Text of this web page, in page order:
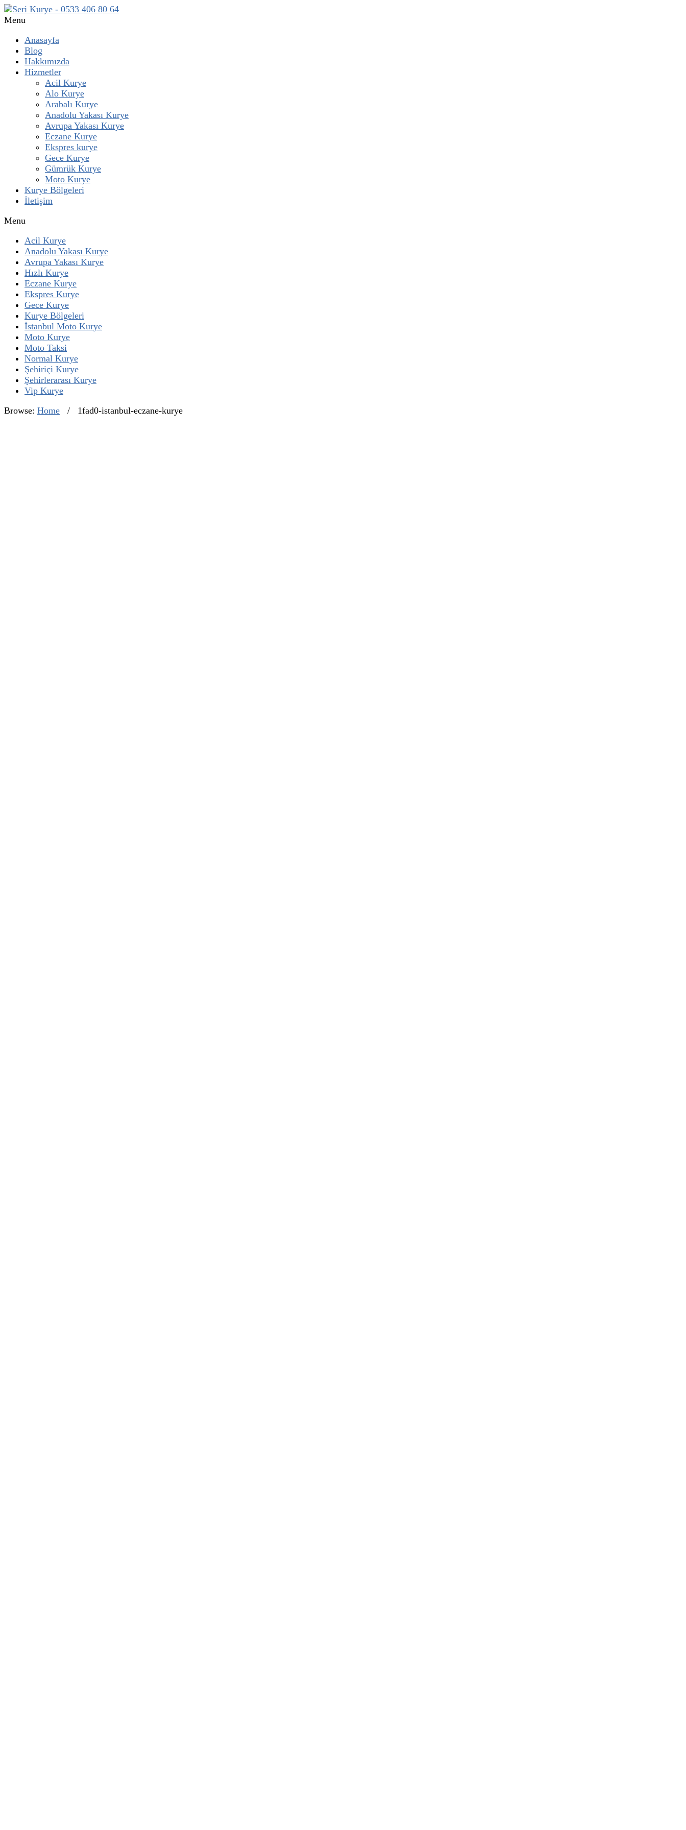
Menu
Anasayfa
Blog
Hakkımızda
Hizmetler
Acil Kurye
Alo Kurye
Arabalı Kurye
Anadolu Yakası Kurye
Avrupa Yakası Kurye
Eczane Kurye
Ekspres kurye
Gece Kurye
Gümrük Kurye
Moto Kurye
Kurye Bölgeleri
İletişim
Menu
Acil Kurye
Anadolu Yakası Kurye
Avrupa Yakası Kurye
Hızlı Kurye
Eczane Kurye
Ekspres Kurye
Gece Kurye
Kurye Bölgeleri
İstanbul Moto Kurye
Moto Kurye
Moto Taksi
Normal Kurye
Şehiriçi Kurye
Şehirlerarası Kurye
Vip Kurye
Browse: Home / 1fad0-istanbul-eczane-kurye